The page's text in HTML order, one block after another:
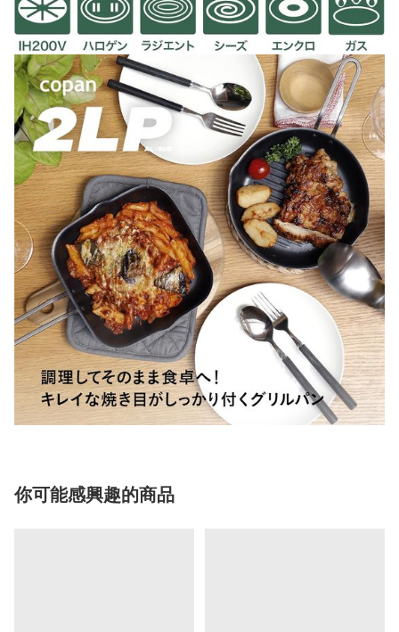
你可能感興趣的商品